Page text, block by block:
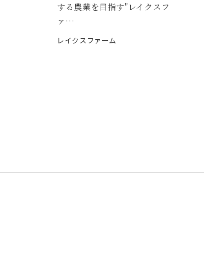
する農業を目指す"レイクスフ
ァ…
レイクスファーム